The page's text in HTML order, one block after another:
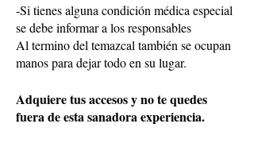
-Si tienes alguna condición médica especial
se debe informar a los responsables
Al termino del temazcal también se ocupan
manos para dejar todo en su lugar.
Adquiere tus accesos y no te quedes
fuera de esta sanadora experiencia.